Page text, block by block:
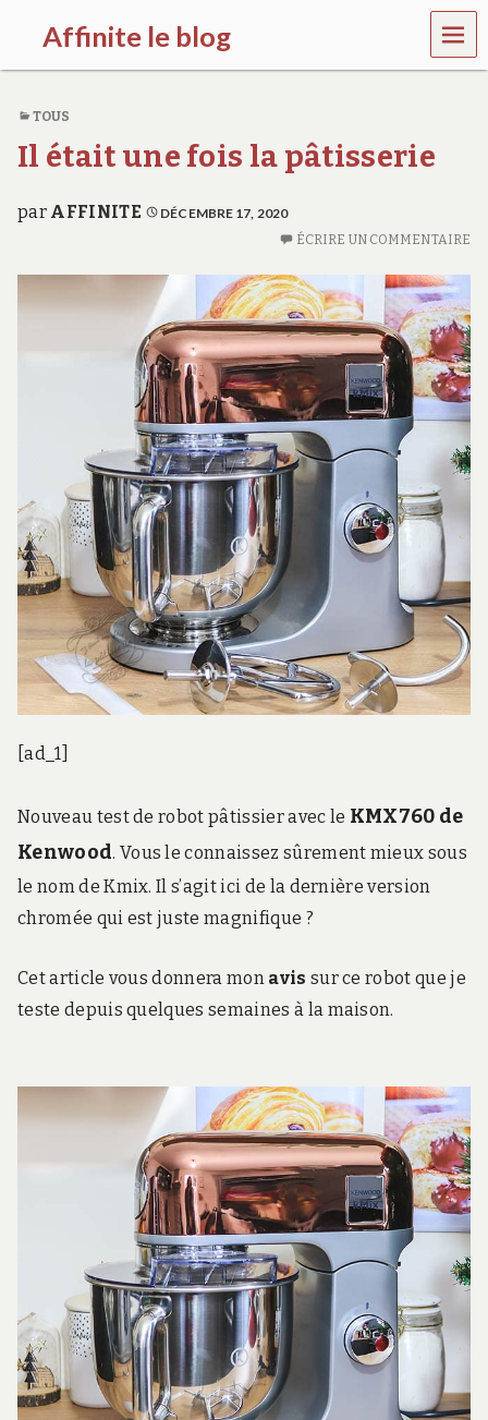
Affinite le blog
e
p
l
u
s
i
MEN
U
TOUS
Il était une fois la pâtisserie
par AFFINITE DÉCEMBRE 17, 2020
ÉCRIRE UN COMMENTAIRE
[ad_1]
Nouveau test de robot pâtissier avec le KMX760 de
Kenwood. Vous le connaissez sûrement mieux sous
le nom de Kmix. Il s’agit ici de la dernière version
chromée qui est juste magnifique ?
Cet article vous donnera mon avis sur ce robot que je
teste depuis quelques semaines à la maison.